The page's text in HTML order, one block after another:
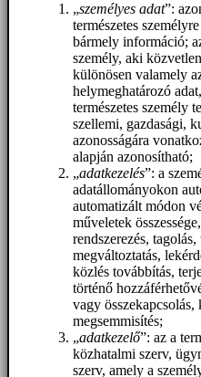
„személyes adat”:
természetes
bármely információ;
személy, aki
különösen valamely
helymeghatározó
természetes személy
szellemi, gazdasági,
azonosságára
alapján azonosítható;
„adatkezelés”: a
adatállományokon
automatizált módon
műveletek
rendszerezés,
megváltoztatás,
közlés továbbítás,
történő
vagy
megsemmisítés;
„adatkezelő”: az a
közhatalmi szerv,
szerv, amely a